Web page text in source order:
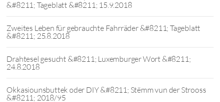
&#8211; Tageblatt &#8211; 15.9.2018
Zweites Leben für gebrauchte Fahrräder &#8211; Tageblatt
&#8211; 25.8.2018
Drahtesel gesucht &#8211; Luxemburger Wort &#8211;
24.8.2018
Okkasiounsbuttek oder DIY &#8211; Stëmm vun der Strooss
&#8211; 2018/95